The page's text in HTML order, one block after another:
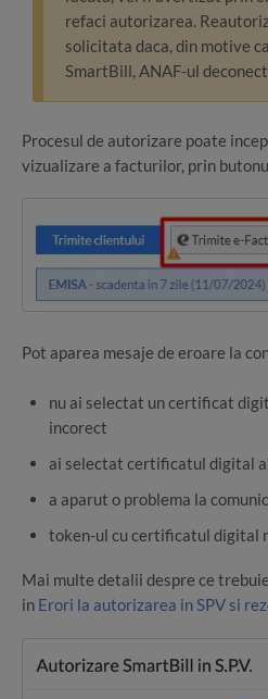
refaci autorizarea.
solicitata daca, din motive
SmartBill, ANAF-ul
Procesul de autorizare poate
vizualizare a facturilor, prin
Pot aparea mesaje de eroare la
nu ai selectat un certificat
incorect
ai selectat certificatul digital
a aparut o problema la
token-ul cu certificatul digital
Mai multe detalii despre ce
in Erori la autorizarea in SPV si